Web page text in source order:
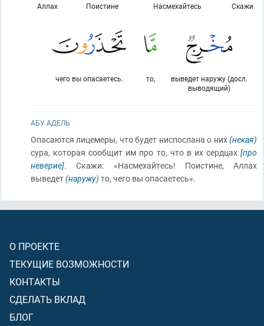
Скажи
Насмехайтесь
Поистине
Аллах
выведет наружу (досл.
выводящий)
то,
чего вы опасаетесь.
АБУ АДЕЛЬ
Опасаются лицемеры, что будет ниспослана о них(некая)
сура, которая сообщит им про то, что в их сердцах [про
неверие]. Скажи: «Насмехайтесь! Поистине, Аллах
выведет(наружу) то, чего вы опасаетесь».
О ПРОЕКТЕ
ТЕКУЩИЕ ВОЗМОЖНОСТИ
КОНТАКТЫ
СДЕЛАТЬ ВКЛАД
БЛОГ